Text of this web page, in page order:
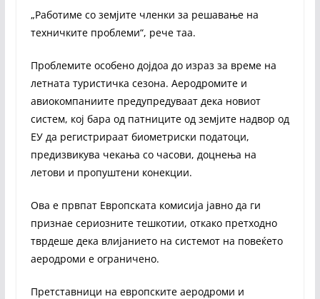
„Работиме со земјите членки за решавање на
техничките проблеми“, рече таа.
Проблемите особено дојдоа до израз за време на
летната туристичка сезона. Аеродромите и
авиокомпаниите предупредуваат дека новиот
систем, кој бара од патниците од земјите надвор од
ЕУ да регистрираат биометриски податоци,
предизвикува чекања со часови, доцнења на
летови и пропуштени конекции.
Ова е првпат Европската комисија јавно да ги
признае сериозните тешкотии, откако претходно
тврдеше дека влијанието на системот на повеќето
аеродроми е ограничено.
Претставници на европските аеродроми и